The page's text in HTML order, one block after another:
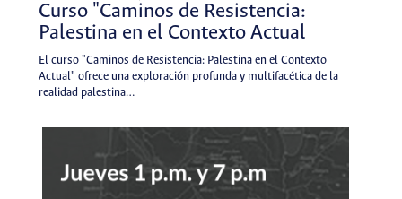
Curso "Caminos de Resistencia:
Palestina en el Contexto Actual
El curso "Caminos de Resistencia: Palestina en el Contexto
Actual" ofrece una exploración profunda y multifacética de la
realidad palestina…